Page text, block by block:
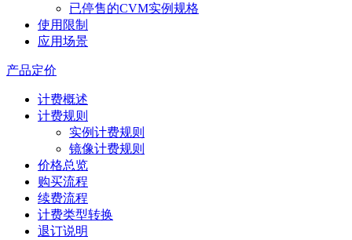
已停售的CVM实例规格
使用限制
应用场景
产品定价
计费概述
计费规则
实例计费规则
镜像计费规则
价格总览
购买流程
续费流程
计费类型转换
退订说明